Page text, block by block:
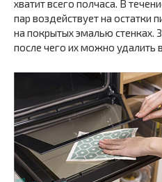
хватит всего полчаса. В
пар воздействует на
на покрытых эмалью стенках.
после чего их можно удалить